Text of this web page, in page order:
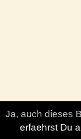
Ja, auch dieses
erfaehrst Du